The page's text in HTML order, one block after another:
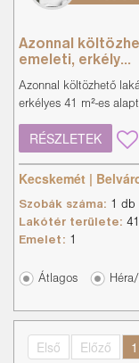
Azonnal
emeleti, erkély...
Azonnal költözhető
erkélyes 41 m²-es
RÉSZLETEK
Kecskemét |
Szobák száma: 1 db
Lakótér területe:
Emelet: 1
Átlagos
Első Előző 1